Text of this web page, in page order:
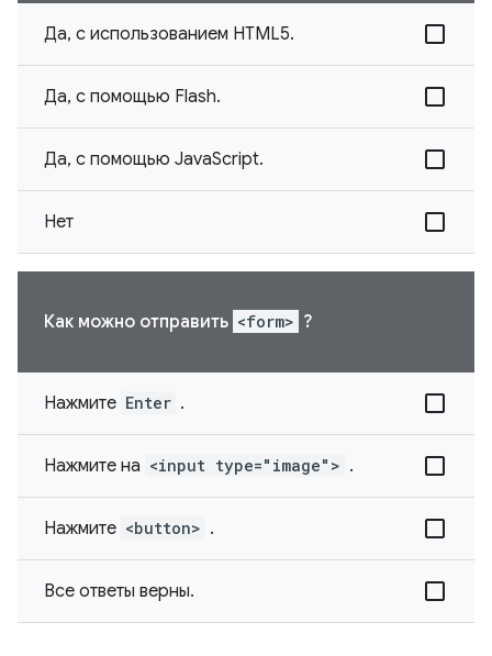
Да, с использованием HTML5.
Да, с помощью Flash.
Да, с помощью JavaScript.
Нет
Как можно отправить <form> ?
Нажмите Enter .
Нажмите на <input type="image"> .
Нажмите <button> .
Все ответы верны.